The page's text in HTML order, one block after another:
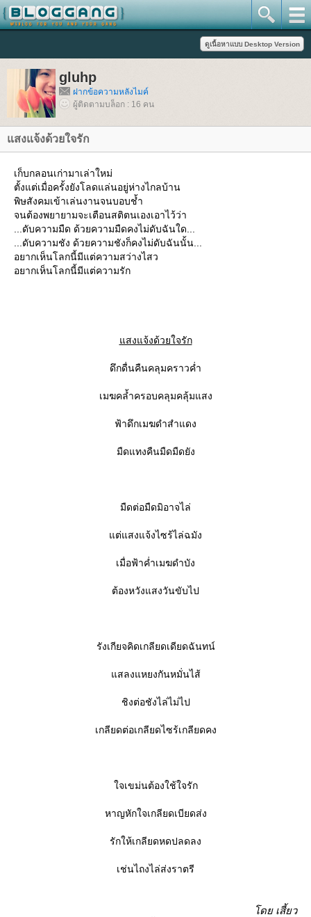
gluhp
ฝากข้อความหลังไมค์
ผู้ติดตามบล็อก : 16 คน
สงแจ้งด้วยใจรัก
เก็บกลอนเก่ามาเล่าใหม่
ตั้งแต่เมื่อครั้งยังโลดแล่นอยู่ห่างไกลบ้าน
พิษสังคมเข้าเล่นงานจนบอบช้ำ
จนต้องพยายามจะเตือนสติตนเองเอาไว้ว่า
...ดับความมืด ด้วยความมืดคงไม่ดับฉันใด...
...ดับความชัง ด้วยความชังก็คงไม่ดับฉันนั้น...
อยากเห็นโลกนี้มีแต่ความสว่างไสว
อยากเห็นโลกนี้มีแต่ความรัก
สงแจ้งด้วยใจรัก
ดึกดื่นคืนคลุมคราวค่ำ
เมฆคล้ำครอบคลุมคลุ้มแสง
ฟ้าดึกเมฆดำสำแดง
มืดแทงคืนมืดมืดยัง
มืดต่อมืดมิอาจไล่
ต่แสงแจ้งไซร้ไล่ฉมัง
เมื่อฟ้าค่ำเมฆดำบัง
ต้องหวังแสงวันขับไป
รังเกียจคิดเกลียดเดียดฉันทน์
สลงแหยงกันหมั่นไส้
ชิงต่อชังไล่ไม่ไป
เกลียดต่อเกลียดไซร้เกลียดคง
จเขม่นต้องใช้ใจรัก
หาญหักใจเกลียดเบียดส่ง
รักให้เกลียดหดปลดลง
เช่นไถงไล่ส่งราตรี
ดย เสี้ยว